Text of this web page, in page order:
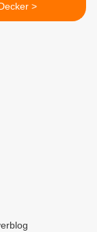
Decker >